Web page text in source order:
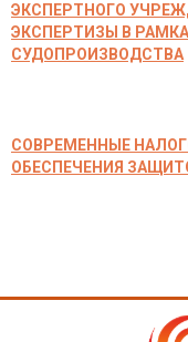
ЭКСПЕРТНОГО
ЭКСПЕРТИЗЫ В
СУДОПРОИЗВОДСТВА
СОВРЕМЕННЫЕ
ОБЕСПЕЧЕНИЯ